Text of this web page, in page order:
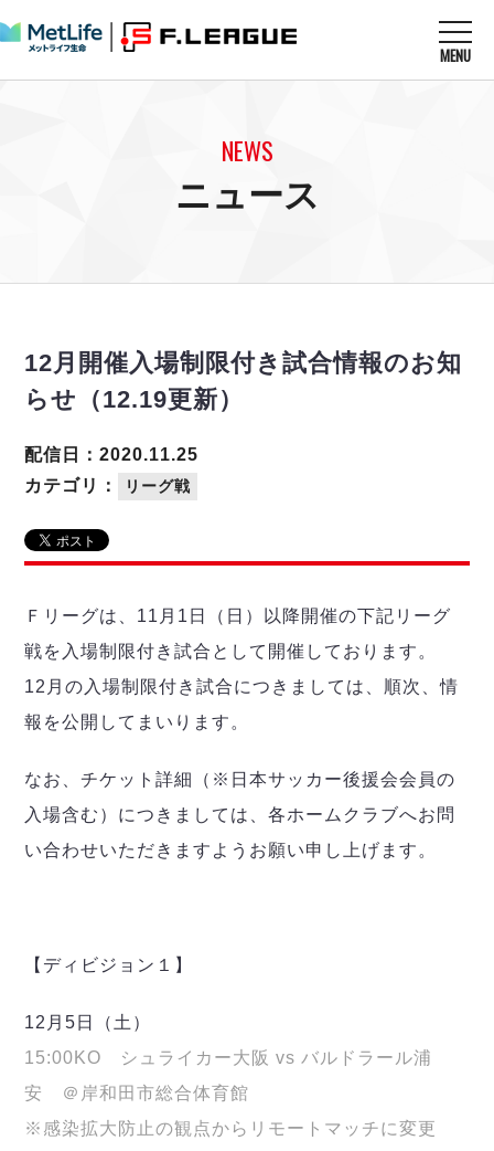
MENU
U-23選抜
メディア情報
フットサル日本代表
戦績表
警告・退場・出場停止選手
個人ランキング｜ゴール
個人ランキング｜シュート
個人ランキング｜シュート成功率
メットライフ生命Ｆ２リーグ
試合日程
順位表
戦績表
警告・退場・出場停止選手
個人ランキング｜シュート
個人ランキング｜シュート成功率
個人ランキング｜第2PK
大会概要
チケット情報
過去の記録
エスポラーダ北海道
バルドラール浦安
しながわシティ
立川アスレティックFC
ペスカドーラ町田
湘南ベルマーレ
名古屋オーシャンズ
シュライカー大阪
ボルクバレット北九州
バサジィ大分
ヴォスクオーレ仙台
マルバ水戸FC
アグレミーナ浜松
ポルセイド浜田
ミラクルスマイル新居浜
アリーナ情報 ARENA
リーグ概要 ABOUT US
リーグ概要
日本フットサルリーグについて
大会概要
リーグ要項
クラブライセンス関連
過去の記録 ARCHIVE
過去の試合記録
ディビジョン1 試合記録
ディビジョン2 試合記録
リーグ統計データ
エスポラーダ北海道
バルドラール浦安
フウガドールすみだ
しながわシティ
プロジェクト PROJECT
ABeam AWARD
DIVISION01
NEWS
ニュース
12月開催入場制限付き試合情報のお知
らせ（12.19更新）
カテゴリ： リーグ戦
配信日：2020.11.25
Ｆリーグは、11月1日（日）以降開催の下記リーグ
戦を入場制限付き試合として開催しております。
12月の入場制限付き試合につきましては、順次、情
報を公開してまいります。
なお、チケット詳細（※日本サッカー後援会会員の
入場含む）につきましては、各ホームクラブへお問
い合わせいただきますようお願い申し上げます。
【ディビジョン１】
12月5日（土）
15:00KO シュライカー大阪 vs バルドラール浦
安 ＠岸和田市総合体育館
※感染拡大防止の観点からリモートマッチに変更